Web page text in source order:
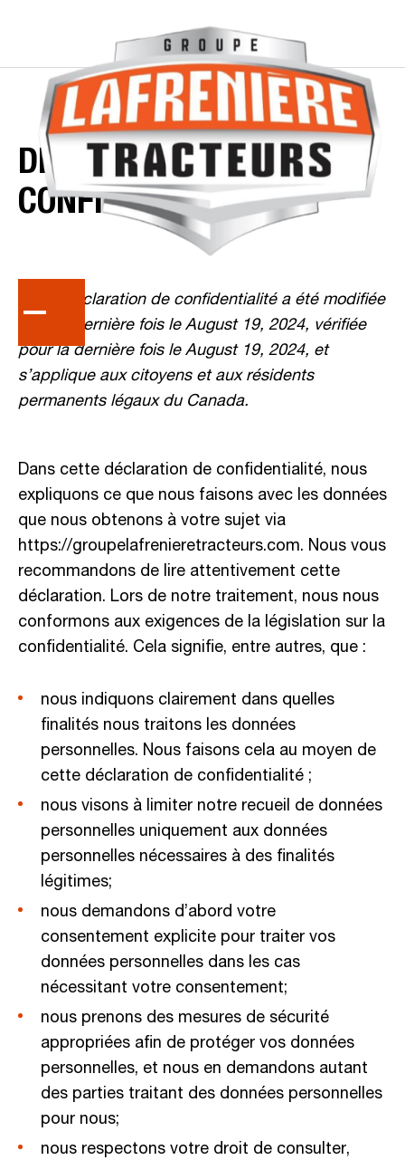
DÉCLARATION
DE
CONFIDENTIALITÉ
Cette déclaration de confidentialité a été modifiée
pour la dernière fois le August 19, 2024, vérifiée
pour la dernière fois le August 19, 2024, et
s’applique aux citoyens et aux résidents
permanents légaux du Canada.
Dans cette déclaration de confidentialité, nous
expliquons ce que nous faisons avec les données
que nous obtenons à votre sujet via
https://groupelafrenieretracteurs.com. Nous vous
recommandons de lire attentivement cette
déclaration. Lors de notre traitement, nous nous
conformons aux exigences de la législation sur la
confidentialité. Cela signifie, entre autres, que :
nous indiquons clairement dans quelles
finalités nous traitons les données
personnelles. Nous faisons cela au moyen de
cette déclaration de confidentialité ;
nous visons à limiter notre recueil de données
personnelles uniquement aux données
personnelles nécessaires à des finalités
légitimes;
nous demandons d’abord votre
consentement explicite pour traiter vos
données personnelles dans les cas
nécessitant votre consentement;
nous prenons des mesures de sécurité
appropriées afin de protéger vos données
personnelles, et nous en demandons autant
des parties traitant des données personnelles
pour nous;
nous respectons votre droit de consulter,